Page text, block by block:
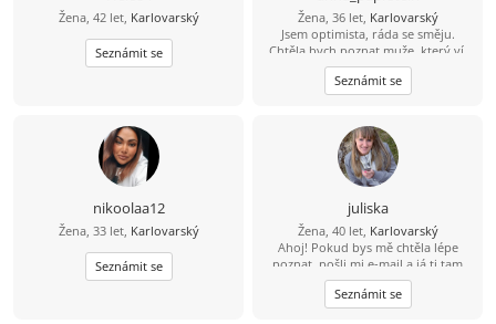
Žena, 42 let, Karlovarský
Seznámit se
Žena, 36 let, Karlovarský
Jsem optimista, ráda se směju.
Chtěla bych poznat muže, který ví,
co chce, je inteligentní a má smysl
pro humor a dokáže mě rozesmát.
Seznámit se
nikoolaa12
Žena, 33 let, Karlovarský
Seznámit se
juliska
Žena, 40 let, Karlovarský
Ahoj! Pokud bys mě chtěla lépe
poznat, pošli mi e-mail a já ti tam
odpovím. Nejsem tu často, takže si
na tvůj e-mail počkám, abych tě lépe
poznala.
Seznámit se